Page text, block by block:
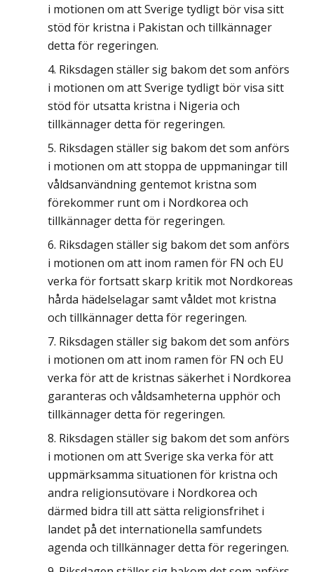
i motionen om att Sverige tydligt bör visa sitt
stöd för kristna i Pakistan och tillkännager
detta för regeringen.
Riksdagen ställer sig bakom det som anförs
i motionen om att Sverige tydligt bör visa sitt
stöd för utsatta kristna i Nigeria och
tillkännager detta för regeringen.
Riksdagen ställer sig bakom det som anförs
i motionen om att stoppa de uppmaningar till
våldsanvändning gentemot kristna som
förekommer runt om i Nordkorea och
tillkännager detta för regeringen.
Riksdagen ställer sig bakom det som anförs
i motionen om att inom ramen för FN och EU
verka för fortsatt skarp kritik mot Nordkoreas
hårda hädelselagar samt våldet mot kristna
och tillkännager detta för regeringen.
Riksdagen ställer sig bakom det som anförs
i motionen om att inom ramen för FN och EU
verka för att de kristnas säkerhet i Nordkorea
garanteras och våldsamheterna upphör och
tillkännager detta för regeringen.
Riksdagen ställer sig bakom det som anförs
i motionen om att Sverige ska verka för att
uppmärksamma situationen för kristna och
andra religionsutövare i Nordkorea och
därmed bidra till att sätta religionsfrihet i
landet på det internationella samfundets
agenda och tillkännager detta för regeringen.